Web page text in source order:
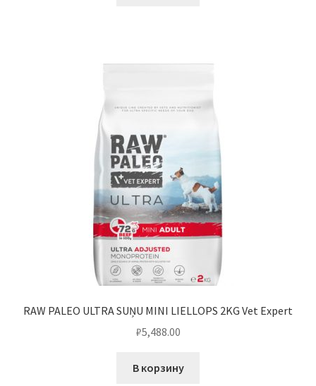
RAW PALEO ULTRA SUŅU MINI LIELLOPS 2KG Vet Expert
₽5,488.00
В корзину